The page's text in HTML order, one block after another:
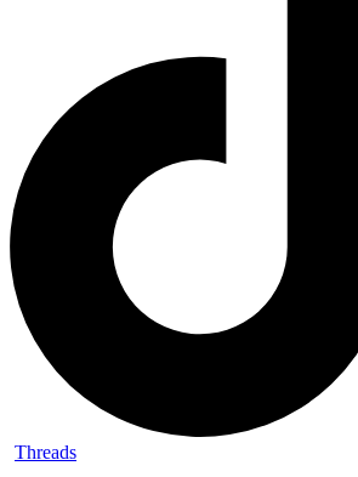
Threads